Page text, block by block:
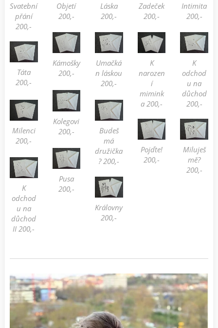
Svatební
přání
200,-
Objetí
200,-
Láska
200,-
Zadeček
200,-
Intimita
200,-
Kámošky
200,-
Umačká
n láskou
200,-
K
narozen
í
mimink
a 200,-
K
odchod
u na
důchod
200,-
Táta
200,-
Kolegovi
200,-
Milenci
200,-
Budeš
má
družička
? 200,-
Pojďte!
200,-
Miluješ
mě?
200,-
Pusa
200,-
K
odchod
u na
důchod
II 200,-
Královny
200,-